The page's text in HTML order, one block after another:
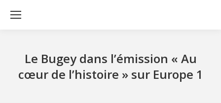
Le Bugey dans l’émission « Au
cœur de l’histoire » sur Europe 1